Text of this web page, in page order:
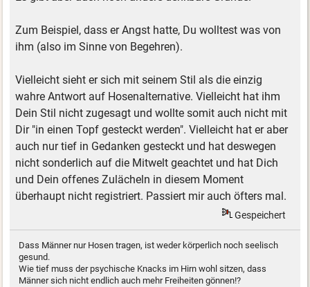
Zum Beispiel, dass er Angst hatte, Du wolltest was von
ihm (also im Sinne von Begehren).
Vielleicht sieht er sich mit seinem Stil als die einzig
wahre Antwort auf Hosenalternative. Vielleicht hat ihm
Dein Stil nicht zugesagt und wollte somit auch nicht mit
Dir "in einen Topf gesteckt werden". Vielleicht hat er aber
auch nur tief in Gedanken gesteckt und hat deswegen
nicht sonderlich auf die Mitwelt geachtet und hat Dich
und Dein offenes Zulächeln in diesem Moment
überhaupt nicht registriert. Passiert mir auch öfters mal.
Gespeichert
Dass Männer nur Hosen tragen, ist weder körperlich noch seelisch
gesund.
Wie tief muss der psychische Knacks im Hirn wohl sitzen, dass
Männer sich nicht endlich auch mehr Freiheiten gönnen!?